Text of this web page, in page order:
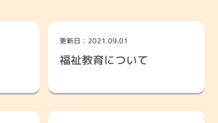
のこと 子どものこと
更新日：2021.09.01
福祉教育について